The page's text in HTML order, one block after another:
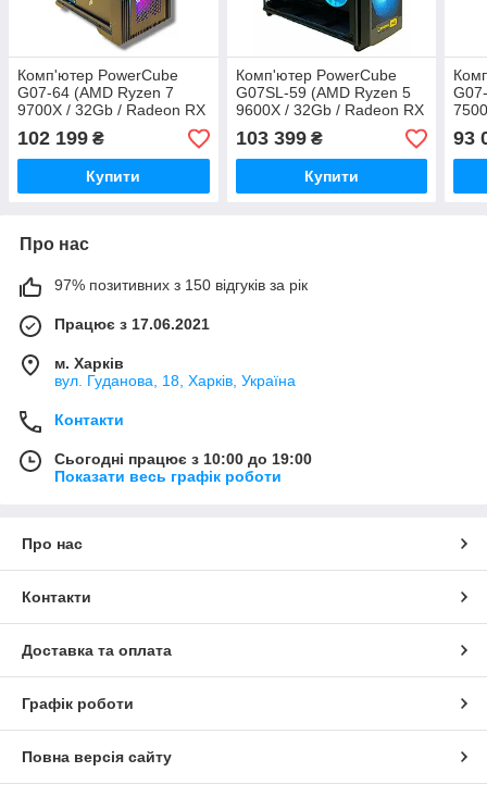
Комп'ютер PowerCube
G07-64 (AMD Ryzen 7
9700X / 32Gb / Radeon RX
9070 XT 16Gb / SSD 1Tb /
850W / USB 3.2)
102 199 ₴
Купити
Комп'ютер PowerCube
G07SL-59 (AMD Ryzen 5
9600X / 32Gb / Radeon RX
9070 XT 16Gb / SSD 1Tb /
850W / USB 3.2)
103 399₴
Купити
93
Про нас
97% позитивних з 150 відгуків за рік
Працює з 17.06.2021
м. Харків
вул. Гуданова, 18, Харків, Україна
Контакти
Сьогодні працює з 10:00 до 19:00
Показати весь графік роботи
Про нас
Контакти
Доставка та оплата
Графік роботи
Повна версія сайту